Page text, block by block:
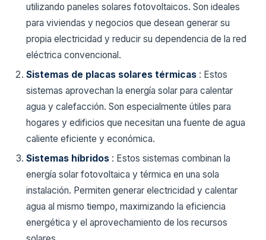
utilizando paneles solares fotovoltaicos. Son ideales
para viviendas y negocios que desean generar su
propia electricidad y reducir su dependencia de la red
eléctrica convencional.
Sistemas de placas solares térmicas : Estos
sistemas aprovechan la energía solar para calentar
agua y calefacción. Son especialmente útiles para
hogares y edificios que necesitan una fuente de agua
caliente eficiente y económica.
Sistemas híbridos : Estos sistemas combinan la
energía solar fotovoltaica y térmica en una sola
instalación. Permiten generar electricidad y calentar
agua al mismo tiempo, maximizando la eficiencia
energética y el aprovechamiento de los recursos